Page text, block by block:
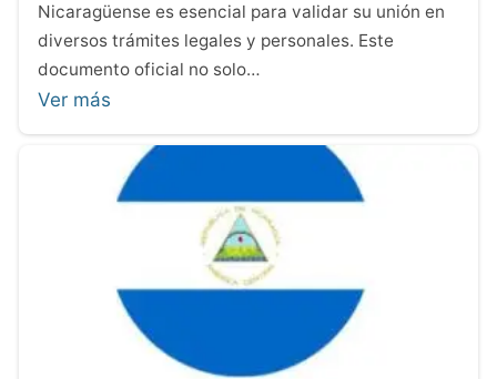
Nicaragüense es esencial para validar su unión en
diversos trámites legales y personales. Este
documento oficial no solo…
Ver más